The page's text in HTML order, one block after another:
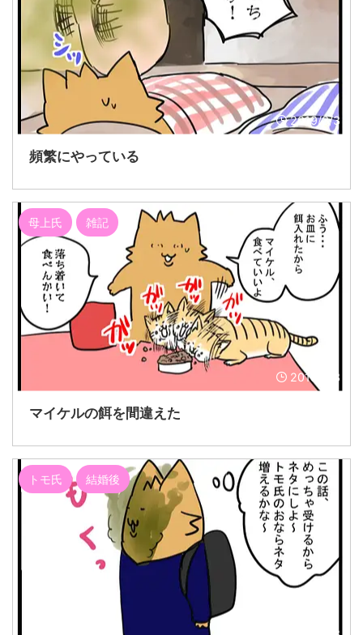
2019/3/3
頻繁にやっている
2019/3/3
母上氏 雑記
マイケルの餌を間違えた
トモ氏 結婚後